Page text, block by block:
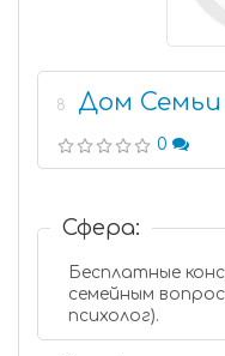
8 Дом Семьи
0
Сфера:
Бесплатные
семейным
психолог).